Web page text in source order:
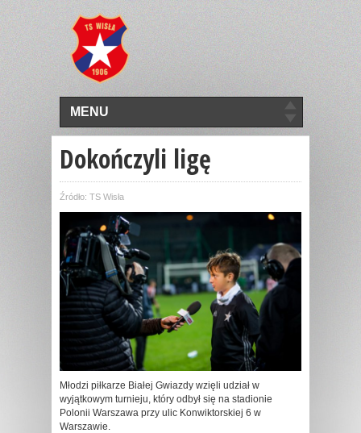
MENU
Dokończyli ligę
Źródło: TS Wisła
Młodzi piłkarze Białej Gwiazdy wzięli udział w
wyjątkowym turnieju, który odbył się na stadionie
Polonii Warszawa przy ulic Konwiktorskiej 6 w
Warszawie.